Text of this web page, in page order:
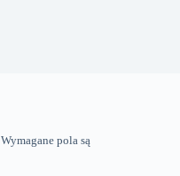
Wymagane pola są